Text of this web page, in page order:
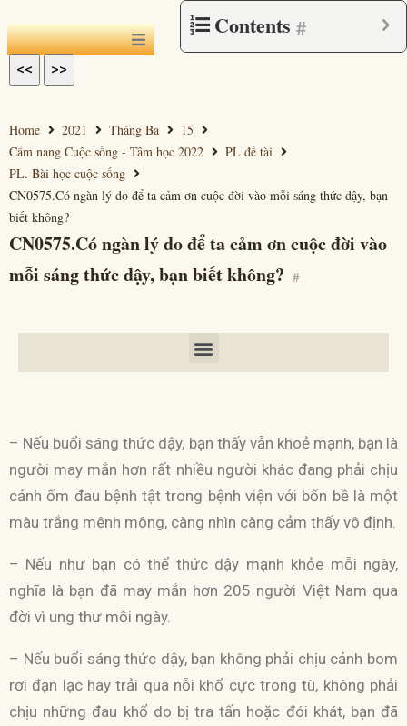
Contents #
<< >>
CN0575.Có ngàn lý do để ta cảm ơn cuộc đời vào
mỗi sáng thức dậy, bạn biết không? #
Home 2021 Tháng Ba
15
Cẩm nang Cuộc sống - Tâm học 2022
PL đề tài
PL. Bài học cuộc sống
CN0575.Có ngàn lý do để ta cảm ơn cuộc đời vào mỗi sáng thức dậy, bạn
biết không?
– Nếu buổi sáng thức dậy, bạn thấy vẫn khoẻ mạnh, bạn là
người may mắn hơn rất nhiều người khác đang phải chịu
cảnh ốm đau bệnh tật trong bệnh viện với bốn bề là một
màu trắng mênh mông, càng nhìn càng cảm thấy vô định.
– Nếu như bạn có thể thức dậy mạnh khỏe mỗi ngày,
nghĩa là bạn đã may mắn hơn 205 người Việt Nam qua
đời vì ung thư mỗi ngày.
– Nếu buổi sáng thức dậy, bạn không phải chịu cảnh bom
rơi đạn lạc hay trải qua nỗi khổ cực trong tù, không phải
chịu những đau khổ do bị tra tấn hoặc đói khát, bạn đã